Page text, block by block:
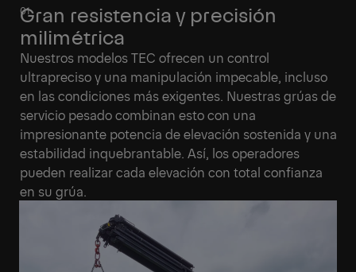
Gran resistencia y precisión
milimétrica
Nuestros modelos TEC ofrecen un control
ultrapreciso y una manipulación impecable, incluso
en las condiciones más exigentes. Nuestras grúas de
servicio pesado combinan esto con una
impresionante potencia de elevación sostenida y una
estabilidad inquebrantable. Así, los operadores
pueden realizar cada elevación con total confianza
en su grúa.